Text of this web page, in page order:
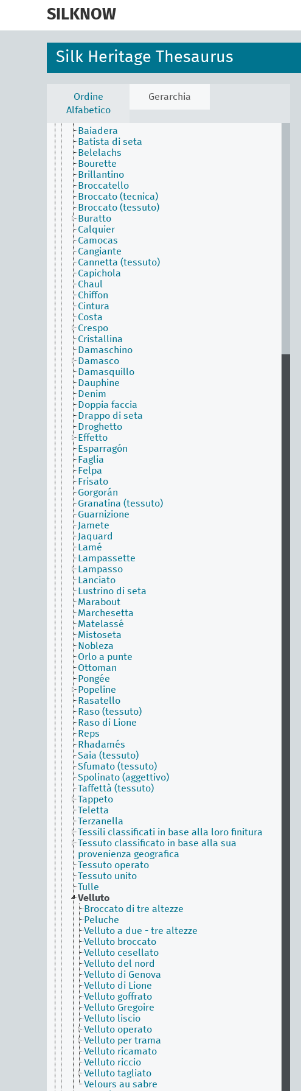
SILKNOW
Silk Heritage Thesaurus
Ordine
Alfabetico
Gerarchia
Elementi interfunzionali
Merlettatura
Ricamato
Tappezzeria
Tecnica di tessitura
Alberoni
Anacoste
Atractiva
Aurora
Baiadera
Batista di seta
Belelachs
Bourette
Brillantino
Broccatello
Broccato (tecnica)
Broccato (tessuto)
Buratto
Calquier
Camocas
Cangiante
Cannetta (tessuto)
Capichola
Chaul
Chiffon
Cintura
Costa
Crespo
Cristallina
Damaschino
Damasco
Damasquillo
Dauphine
Denim
Doppia faccia
Drappo di seta
Droghetto
Effetto
Esparragón
Faglia
Felpa
Frisato
Gorgorán
Granatina (tessuto)
Guarnizione
Jamete
Jaquard
Lamé
Lampassette
Lampasso
Lanciato
Lustrino di seta
Marabout
Marchesetta
Matelassé
Mistoseta
Nobleza
Orlo a punte
Ottoman
Pongée
Popeline
Rasatello
Raso (tessuto)
Raso di Lione
Reps
Rhadamés
Saia (tessuto)
Sfumato (tessuto)
Spolinato (aggettivo)
Taffettà (tessuto)
Tappeto
Teletta
Terzanella
Tessili classificati in base alla loro finitura
Tessuto classificato in base alla sua
provenienza geografica
Tessuto operato
Tessuto unito
Tulle
Velluto
Broccato di tre altezze
Peluche
Velluto a due - tre altezze
Velluto broccato
Velluto cesellato
Velluto del nord
Velluto di Genova
Velluto di Lione
Velluto goffrato
Velluto Gregoire
Velluto liscio
Velluto operato
Velluto per trama
Velluto ricamato
Velluto riccio
Velluto tagliato
Velours au sabre